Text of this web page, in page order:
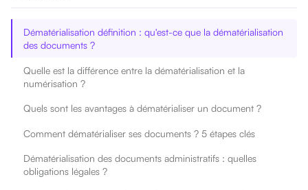
Dématérialisation définition : qu'est-ce que la dématérialisation
des documents ?
Quelle est la différence entre la dématérialisation et la
numérisation ?
Quels sont les avantages à dématérialiser un document ?
Comment dématérialiser ses documents ? 5 étapes clés
Dématérialisation des documents administratifs : quelles
obligations légales ?